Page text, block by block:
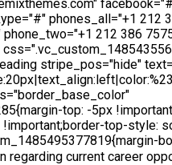
phones_all="+1 212
212 386
stripe_pos="hide"
top: -5px
top-style:
regarding current career